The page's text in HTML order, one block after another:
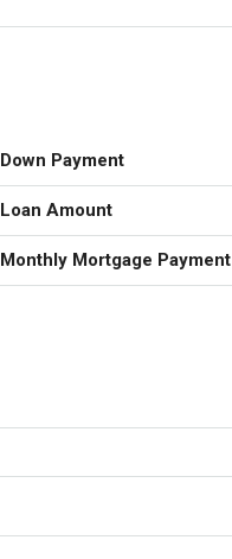
Down Payment
Loan Amount
Monthly Mortgage Payment